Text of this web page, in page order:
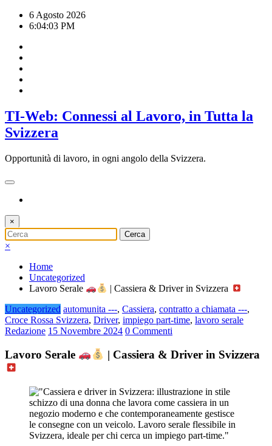
6 Agosto 2026
6:04:04 PM
TI-Web: Connessi al Lavoro, in Tutta la
Svizzera
Opportunità di lavoro, in ogni angolo della Svizzera.
×
×
Home
Uncategorized
Lavoro Serale
| Cassiera & Driver in Svizzera
Uncategorized automunita ---, Cassiera, contratto a chiamata ---,
Croce Rossa Svizzera, Driver, impiego part-time, lavoro serale
Redazione 15 Novembre 2024 0 Commenti
Lavoro Serale | Cassiera & Driver in Svizzera